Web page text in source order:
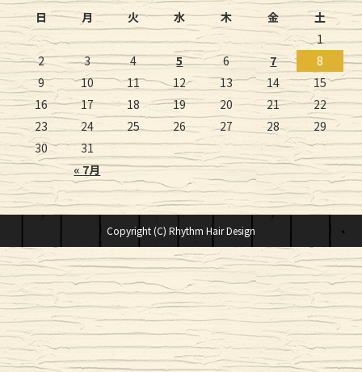
日
月 火 水 木 金 土
« 7月
1
2
3 4 5 6 7
8
9
10 11 12 13 14
15
16
17 18 19 20 21
22
23
24 25 26 27 28
29
30
31
Copyright (C) Rhythm Hair Design